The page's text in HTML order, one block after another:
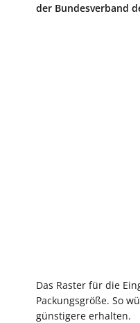
der Bundesverband
Das Raster für die
Packungsgröße. So
günstigere erhalten.